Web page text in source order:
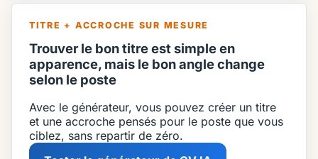
TITRE + ACCROCHE SUR MESURE
Trouver le bon titre est simple en
apparence, mais le bon angle change
selon le poste
Avec le générateur, vous pouvez créer un titre
et une accroche pensés pour le poste que vous
ciblez, sans repartir de zéro.